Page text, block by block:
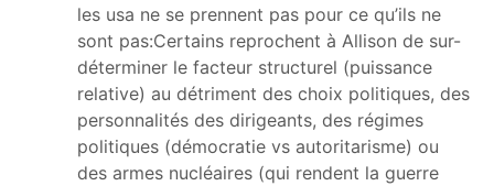
les usa ne se prennent pas pour ce qu’ils ne
sont pas:Certains reprochent à Allison de sur-
déterminer le facteur structurel (puissance
relative) au détriment des choix politiques, des
personnalités des dirigeants, des régimes
politiques (démocratie vs autoritarisme) ou
des armes nucléaires (qui rendent la guerre